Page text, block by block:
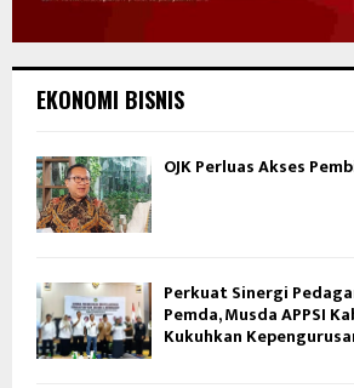
EKONOMI BISNIS
OJK Perluas Akses
Perkuat Sinergi
Pemda, Musda APPSI
Kukuhkan